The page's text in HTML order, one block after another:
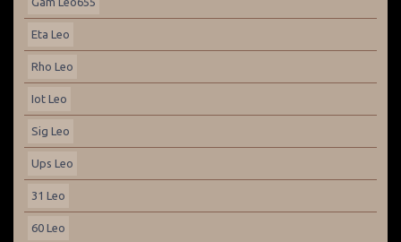
Eta Leo
Rho Leo
Iot Leo
Sig Leo
Ups Leo
31 Leo
60 Leo